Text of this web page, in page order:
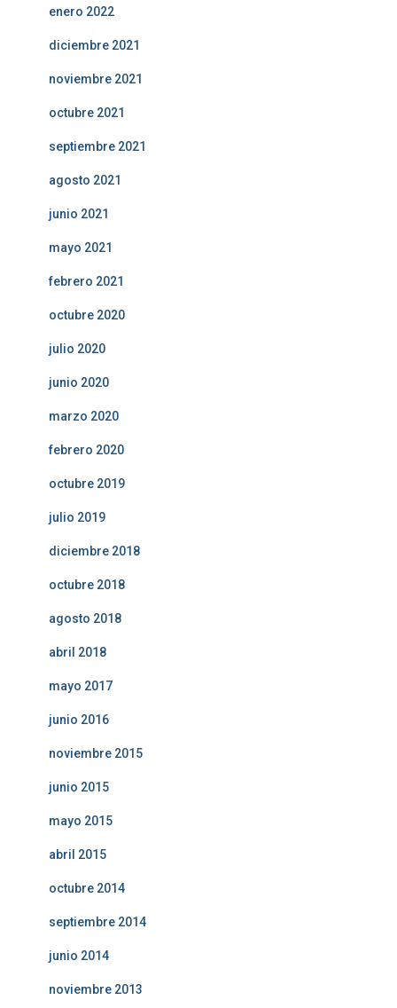
enero 2022
diciembre 2021
noviembre 2021
octubre 2021
septiembre 2021
agosto 2021
junio 2021
mayo 2021
febrero 2021
octubre 2020
julio 2020
junio 2020
marzo 2020
febrero 2020
octubre 2019
julio 2019
diciembre 2018
octubre 2018
agosto 2018
abril 2018
mayo 2017
junio 2016
noviembre 2015
junio 2015
mayo 2015
abril 2015
octubre 2014
septiembre 2014
junio 2014
noviembre 2013